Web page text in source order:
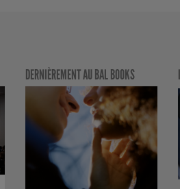
DERNIÈREMENT AU BAL BOOKS